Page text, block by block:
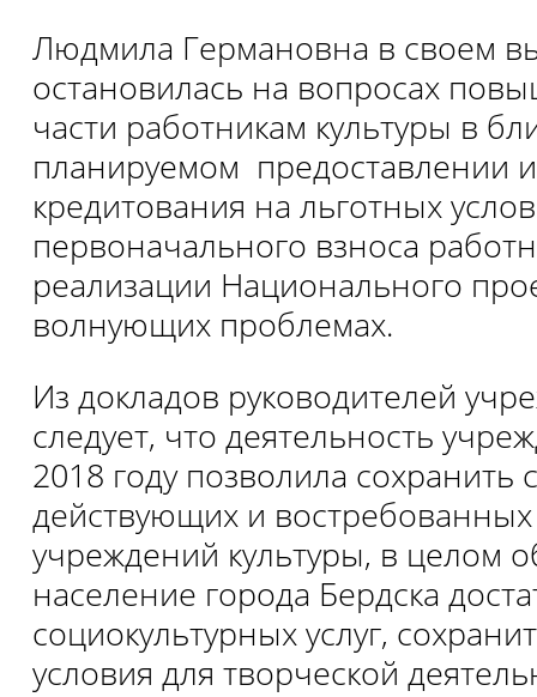
Людмила Германовна в своем
остановилась на вопросах
части работникам культуры в
планируемом предоставлении
кредитования на льготных
первоначального взноса
реализации Национального
волнующих проблемах.
Из докладов руководителей
следует, что деятельность
2018 году позволила сохранить
действующих и
учреждений культуры, в целом
население города Бердска
социокультурных услуг,
условия для творческой